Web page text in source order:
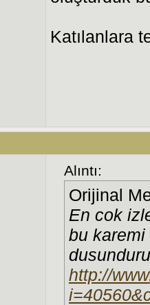
Katılanlara
Alıntı:
Orijinal
En cok
bu
http://